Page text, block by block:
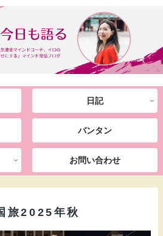
日記
バンタン
お問い合わせ
旅2025年秋